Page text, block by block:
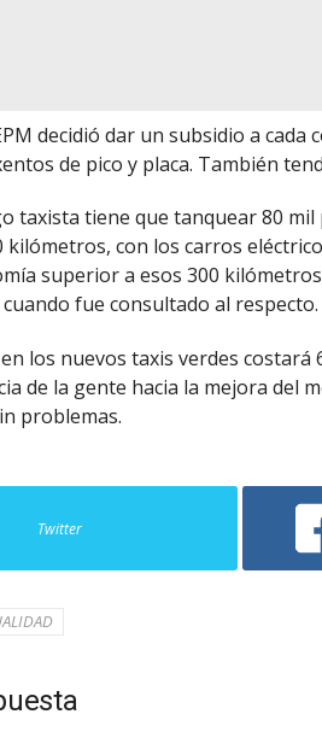
decidió dar un subsidio a cada
de pico y placa. También
taxista tiene que tanquear 80
kilómetros, con los carros
superior a esos 300
fue consultado al respecto.
los nuevos taxis verdes costará
de la gente hacia la mejora del
problemas.
Twitter